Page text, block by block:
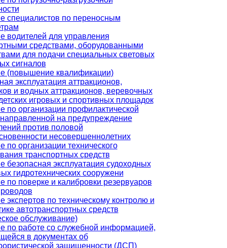
специалистов по переносным
водителей для управления
средствами, оборудованными
для подачи специальных световых
сигналов
(повышение квалификации)
эксплуатация аттракционов,
и водных аттракционов, веревочных
игровых и спортивных площадок
по организации профилактической
на предупреждение
против половой
несовершеннолетних
по организации технического
транспортных средств
безопасная эксплуатация судоходных
гидротехнических сооружени
по поверке и калибровки резервуаров
экспертов по техническому контролю и
автотранспортных средств
обслуживание)
по работе со служебной информацией,
в документах об
защищенности (ДСП)